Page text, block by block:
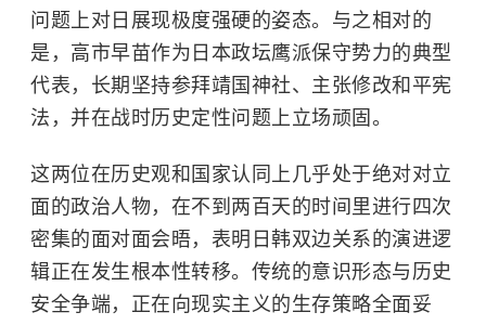
问题上对日展现极度强硬的姿态。与之相对的
是，高市早苗作为日本政坛鹰派保守势力的典型
代表，长期坚持参拜靖国神社、主张修改和平宪
法，并在战时历史定性问题上立场顽固。
这两位在历史观和国家认同上几乎处于绝对对立
面的政治人物，在不到两百天的时间里进行四次
密集的面对面会晤，表明日韩双边关系的演进逻
辑正在发生根本性转移。传统的意识形态与历史
安全争端，正在向现实主义的生存策略全面妥